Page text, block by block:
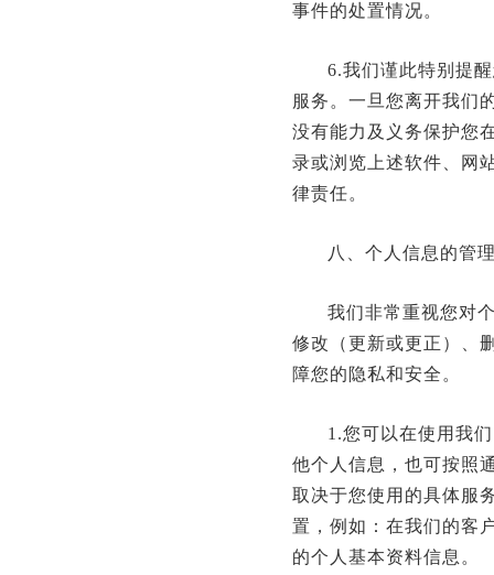
事件的处置情况。
6.我们谨此特别提
服务。一旦您离开我们
没有能力及义务保护您
录或浏览上述软件、网
律责任。
八、个人信息的管
我们非常重视您对
修改（更新或更正）、
障您的隐私和安全。
1.您可以在使用我
他个人信息，也可按照
取决于您使用的具体服
置，例如：在我们的客
的个人基本资料信息。